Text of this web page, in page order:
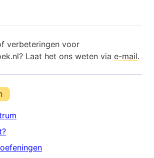
verbeteringen voor
Laat het ons weten via e-mail.